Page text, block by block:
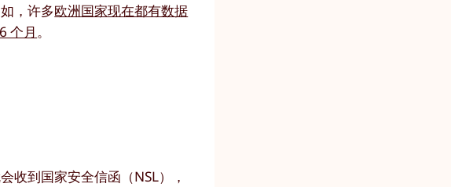
，许多欧洲国家现在都有数据
个月。
收到国家安全信函（NSL），